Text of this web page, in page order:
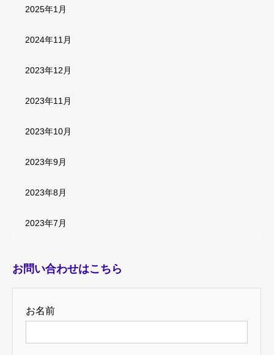
2025年1月
2024年11月
2023年12月
2023年11月
2023年10月
2023年9月
2023年8月
2023年7月
お問い合わせはこちら
お名前